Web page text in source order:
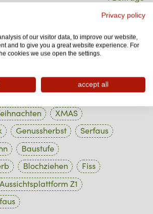
1 Beiträge
1 Beiträge
XMAS
Genussherbst
Serfaus
Baustufe
Blochziehen
Fiss
Aussichtsplattform Z1
Privacy policy
of our visitor data, to improve our website,
and to give you a great website experience. For
cookies we use open the settings.
accept all